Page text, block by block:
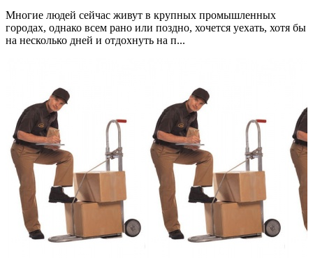
Многие людей сейчас живут в крупных промышленных
городах, однако всем рано или поздно, хочется уехать, хотя бы
на несколько дней и отдохнуть на п...